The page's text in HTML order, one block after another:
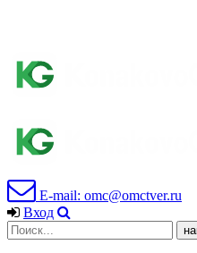
E-mail: omc@omctver.ru
Вход